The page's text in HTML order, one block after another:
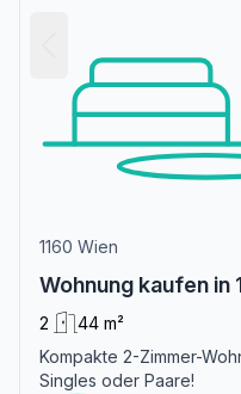
1160 Wien
Wohnung kaufen in
2
44 m²
Kompakte 2-Zimmer-
Singles oder Paare!